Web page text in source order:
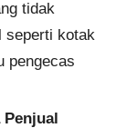
tidak
seperti kotak
pengecas